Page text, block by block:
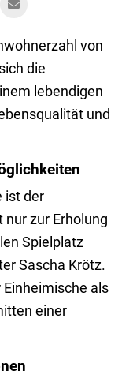
von
die
lebendigen
und
ist der
nur zur Erholung
Spielplatz
Sascha Krötz.
als
einer